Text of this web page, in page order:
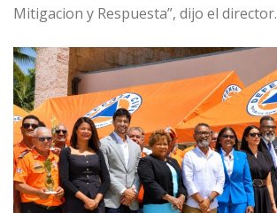
Mitigacion y Respuesta”, dijo el director.